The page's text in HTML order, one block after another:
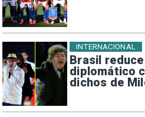
Brasil
diplomático
dichos de
INTERNACIONAL